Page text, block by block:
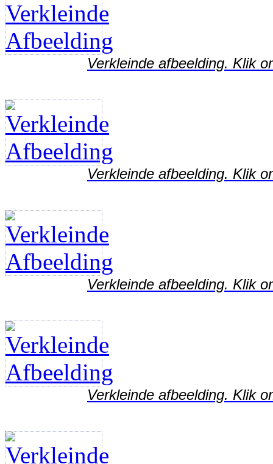
Verkleinde afbeelding. Klik
Verkleinde afbeelding. Klik
Verkleinde afbeelding. Klik
Verkleinde afbeelding. Klik